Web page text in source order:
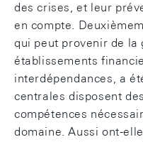
des crises, et leur
en compte.
qui peut provenir de la
établissements
interdépendances, a
centrales disposent
compétences
domaine. Aussi ont-